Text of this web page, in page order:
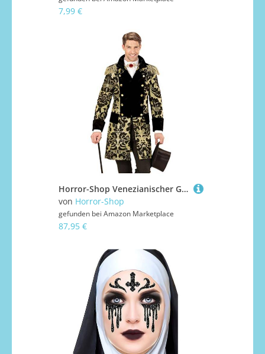
7,99 €
Horror-Shop Venezianischer Gardefrack mit goldenen Verzierungen & Schulterklappen XL
von Horror-Shop
gefunden bei Amazon Marketplace
87,95 €